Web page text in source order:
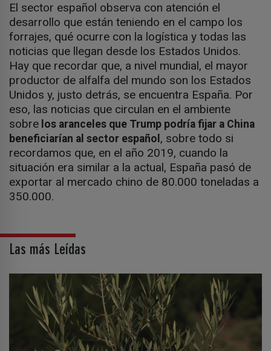
El sector español observa con atención el
desarrollo que están teniendo en el campo los
forrajes, qué ocurre con la logística y todas las
noticias que llegan desde los Estados Unidos.
Hay que recordar que, a nivel mundial, el mayor
productor de alfalfa del mundo son los Estados
Unidos y, justo detrás, se encuentra España. Por
eso, las noticias que circulan en el ambiente
sobre los aranceles que Trump podría fijar a China
beneficiarían al sector español , sobre todo si
recordamos que, en el año 2019, cuando la
situación era similar a la actual, España pasó de
exportar al mercado chino de 80.000 toneladas a
350.000.
Las más Leídas